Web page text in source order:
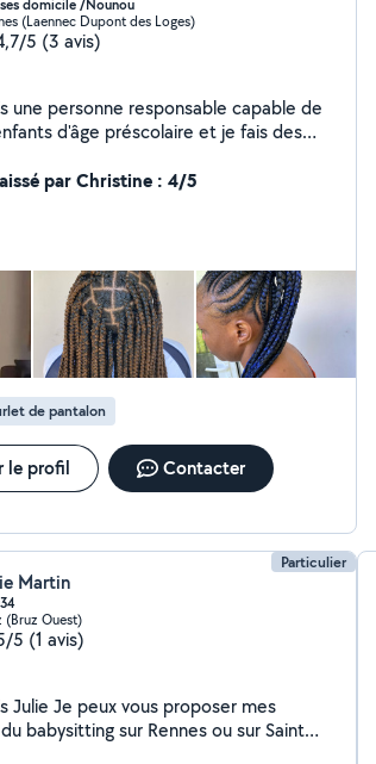
domicile /Nounou
(Laennec Dupont des Loges)
5 (3 avis)
une personne responsable capable de
d'âge préscolaire et je fais des
et coutures et des retouches de
par Christine : 4/5
de pantalon
le profil Contacter
Particulier
Martin
(Bruz Ouest)
5 (1 avis)
mes
babysitting sur Rennes ou sur Saint